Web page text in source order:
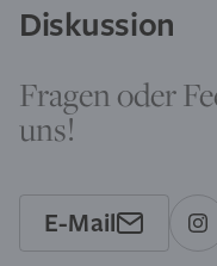
Diskussion
Fragen oder
uns!
E-Mail